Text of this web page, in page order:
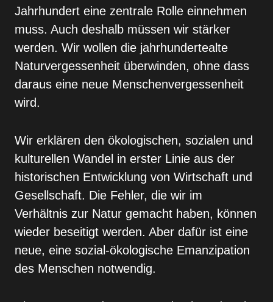
Jahrhundert eine zent­rale Rolle einnehmen
muss. Auch deshalb müssen wir stärker
werden. Wir wollen die jahrhundertealte
Naturvergessenheit überwinden, ohne dass
daraus eine neue Menschenvergessenheit
wird.
Wir erklären den ökologischen, sozialen und
kultu­rellen Wandel in erster Linie aus der
historischen Entwicklung von Wirtschaft und
Gesellschaft. Die Fehler, die wir im
Verhältnis zur Natur gemacht haben, kön­nen
wieder beseitigt werden. Aber dafür ist eine
neue, eine sozial-ökologische Emanzipation
des Men­schen notwendig.